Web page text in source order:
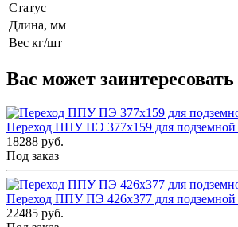
Статус
Длина, мм
Вес кг/шт
Вас может заинтересовать
Переход ППУ ПЭ 377x159 для подземной
18288 руб.
Под заказ
Переход ППУ ПЭ 426x377 для подземной
22485 руб.